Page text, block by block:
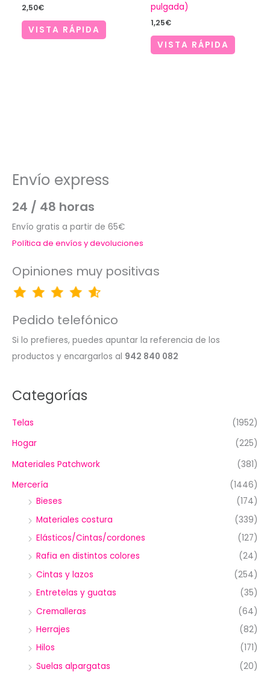
2,50€
VISTA RÁPIDA
pulgada)
1,25€
VISTA RÁPIDA
Envío express
24 / 48 horas
Envío gratis a partir de 65€
Política de envíos y devoluciones
Opiniones muy positivas
Pedido telefónico
Si lo prefieres, puedes apuntar la referencia de los
productos y encargarlos al 942 840 082
Categorías
Telas
(1952)
Hogar
(225)
Materiales Patchwork
(381)
Mercería
(1446)
Bieses
(174)
Materiales costura
(339)
Elásticos/Cintas/cordones
(127)
Rafia en distintos colores
(24)
Cintas y lazos
(254)
Entretelas y guatas
(35)
Cremalleras
(64)
Herrajes
(82)
Hilos
(171)
Suelas alpargatas
(20)